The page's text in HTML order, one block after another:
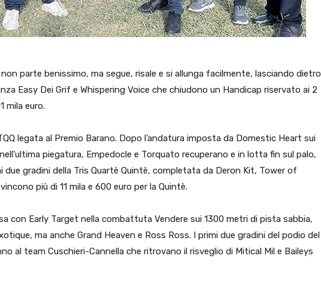
non parte benissimo, ma segue, risale e si allunga facilmente, lasciando dietro
Easy Dei Grif e Whispering Voice che chiudono un Handicap riservato ai 2
mila euro.
legata al Premio Barano. Dopo l’andatura imposta da Domestic Heart sui
piegatura, Empedocle e Torquato recuperano e in lotta fin sul palo,
due gradini della Tris Quartè Quintè, completata da Deron Kit, Tower of
più di 11 mila e 600 euro per la Quintè.
con Early Target nella combattuta Vendere sui 1300 metri di pista sabbia,
ma anche Grand Heaven e Ross Ross. I primi due gradini del podio del
al team Cuschieri-Cannella che ritrovano il risveglio di Mitical Mil e Baileys